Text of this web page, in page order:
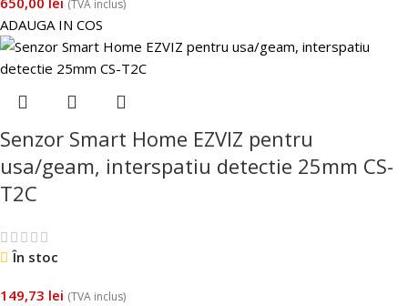
(TVA inclus)
ADAUGA IN COS
Senzor Smart Home EZVIZ pentru
usa/geam, interspatiu detectie 25mm CS-
T2C
În stoc
149,73 lei (TVA inclus)